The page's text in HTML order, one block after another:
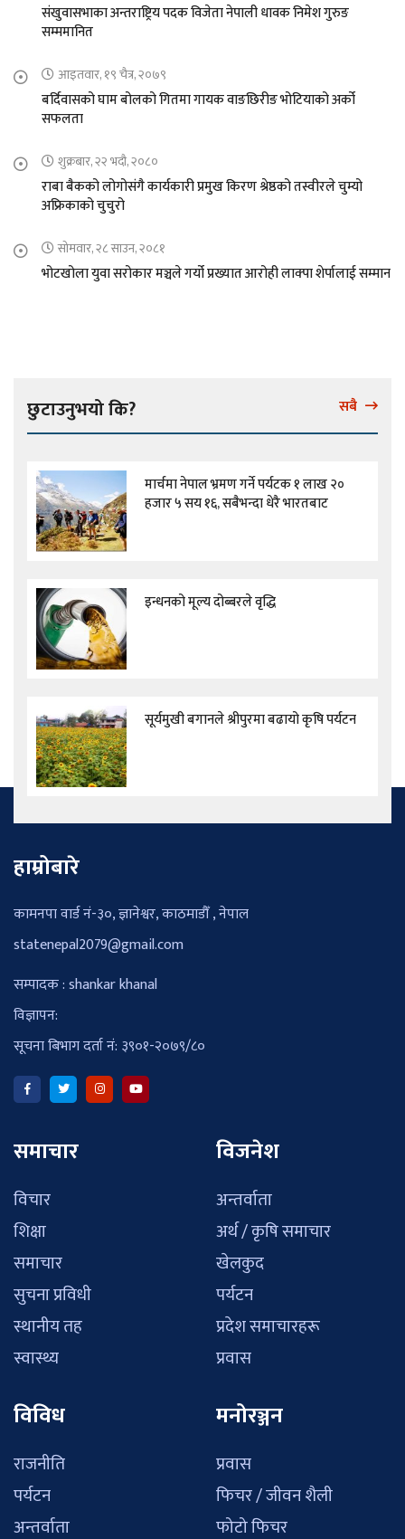
संखुवासभाका अन्तराष्ट्रिय पदक विजेता नेपाली धावक निमेश गुरुङ
सम्ममानित
आइतवार, १९ चैत्र, २०७९
बर्दिवासको घाम बोलको गितमा गायक वाङछिरीङ भोटियाको अर्को
सफलता
शुक्रबार, २२ भदौ, २०८०
राबा बैकको लोगोसंगै कार्यकारी प्रमुख किरण श्रेष्ठको तस्वीरले चुम्यो
अफ्रिकाको चुचुरो
सोमवार, २८ साउन, २०८१
भोटखोला युवा सरोकार मञ्चले गर्यो प्रख्यात आरोही लाक्पा शेर्पालाई सम्मान
छुटाउनुभयो कि? सबै
मार्चमा नेपाल भ्रमण गर्ने पर्यटक १ लाख २०
हजार ५ सय १६, सबैभन्दा धेरै भारतबाट
इन्धनको मूल्य दोब्बरले वृद्धि
सूर्यमुखी बगानले श्रीपुरमा बढायो कृषि पर्यटन
हाम्रोबारे
कामनपा वार्ड नं-३०, ज्ञानेश्वर, काठमाडौँ , नेपाल
statenepal2079@gmail.com
सम्पादक : shankar khanal
विज्ञापन:
सूचना बिभाग दर्ता नं: ३९०१-२०७९/८०
समाचार
विचार
शिक्षा
समाचार
सुचना प्रविधी
स्थानीय तह
स्वास्थ्य
विजनेश
अन्तर्वाता
अर्थ / कृषि समाचार
खेलकुद
पर्यटन
प्रदेश समाचारहरू
प्रवास
विविध
राजनीति
पर्यटन
अन्तर्वाता
मनोरञ्जन
प्रवास
फिचर / जीवन शैली
फोटो फिचर